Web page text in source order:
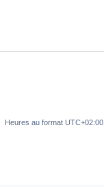
Heures au format UTC+02:00